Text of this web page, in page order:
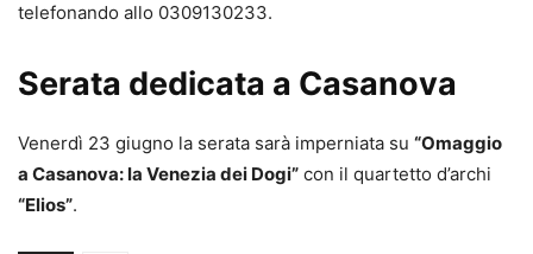
telefonando allo 0309130233.
Serata dedicata a Casanova
Venerdì 23 giugno la serata sarà imperniata su “Omaggio
a Casanova: la Venezia dei Dogi” con il quartetto d’archi
“Elios”.